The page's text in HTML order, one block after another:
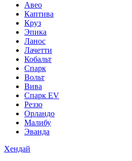
Авео
Каптива
Круз
Эпика
Ланос
Лачетти
Кобальт
Спарк
Вольт
Вива
Спарк EV
Реззо
Орландо
Малибу
Эванда
Хендай